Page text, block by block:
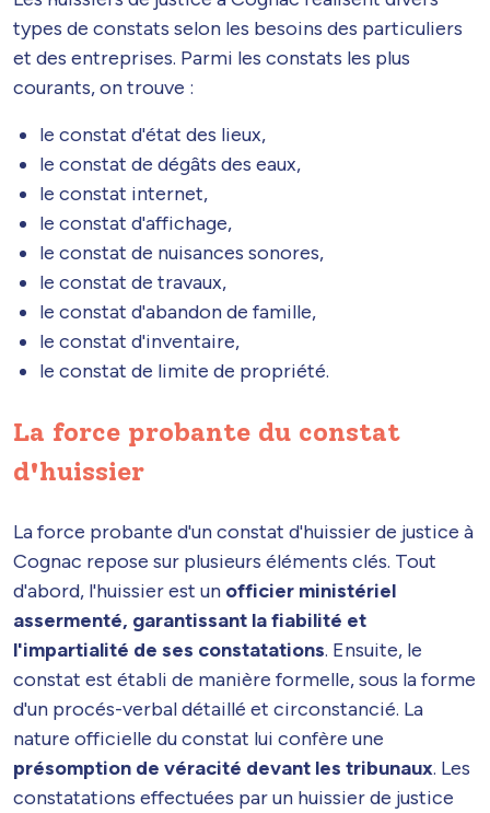
types de constats selon les besoins des particuliers
et des entreprises. Parmi les constats les plus
courants, on trouve :
le constat d'état des lieux,
le constat de dégâts des eaux,
le constat internet,
le constat d'affichage,
le constat de nuisances sonores,
le constat de travaux,
le constat d'abandon de famille,
le constat d'inventaire,
le constat de limite de propriété.
La force probante du constat
d'huissier
La force probante d'un constat d'huissier de justice à
Cognac repose sur plusieurs éléments clés. Tout
d'abord, l'huissier est un officier ministériel
assermenté, garantissant la fiabilité et
l'impartialité de ses constatations. Ensuite, le
constat est établi de manière formelle, sous la forme
d'un procés-verbal détaillé et circonstancié. La
nature officielle du constat lui confère une
présomption de véracité devant les tribunaux. Les
constatations effectuées par un huissier de justice